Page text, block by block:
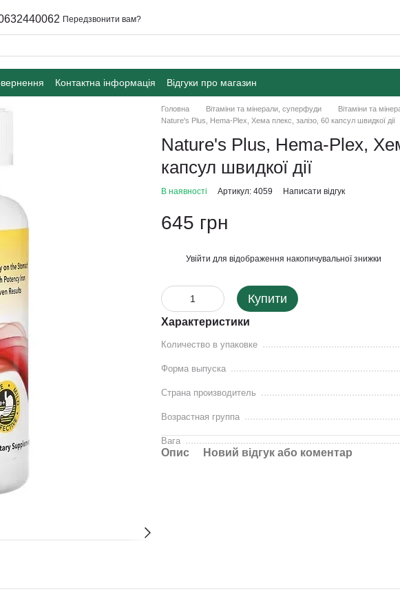
Передзвонити вам?
Контактна інформація Відгуки про магазин
Головна Вітаміни та мінерали, суперфуди
Вітаміни та
Nature's Plus, Hema-Plex, Хема плекс, залізо, 60 капсул швидкої дії
Nature's Plus, Hema-Plex,
капсул швидкої дії
В наявності Артикул: 4059 Написати відгук
645 грн
Увійти для відображення накопичувальної знижки
Купити
Характеристики
Количество в упаковке
Форма выпуска
Страна производитель
Возрастная группа
Вага
Опис Новий відгук або коментар